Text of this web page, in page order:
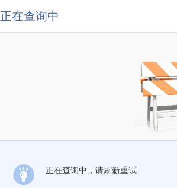
正在查询中
正在查询中，请刷新重试